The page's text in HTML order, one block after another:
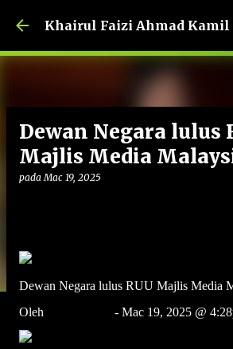
Langkau ke kandungan
Khairul Faizi Ahmad Kamil
Dewan Negara lulus
Majlis Media
padaMac 19, 2025
Dewan Negara lulus RUU Majlis Media
Oleh
- Mac 19, 2025 @